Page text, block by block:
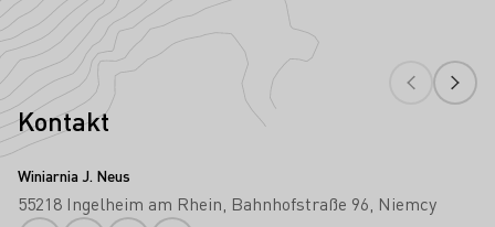
Kontakt
Winiarnia J. Neus
55218 Ingelheim am Rhein Bahnhofstraße 96 Niemcy